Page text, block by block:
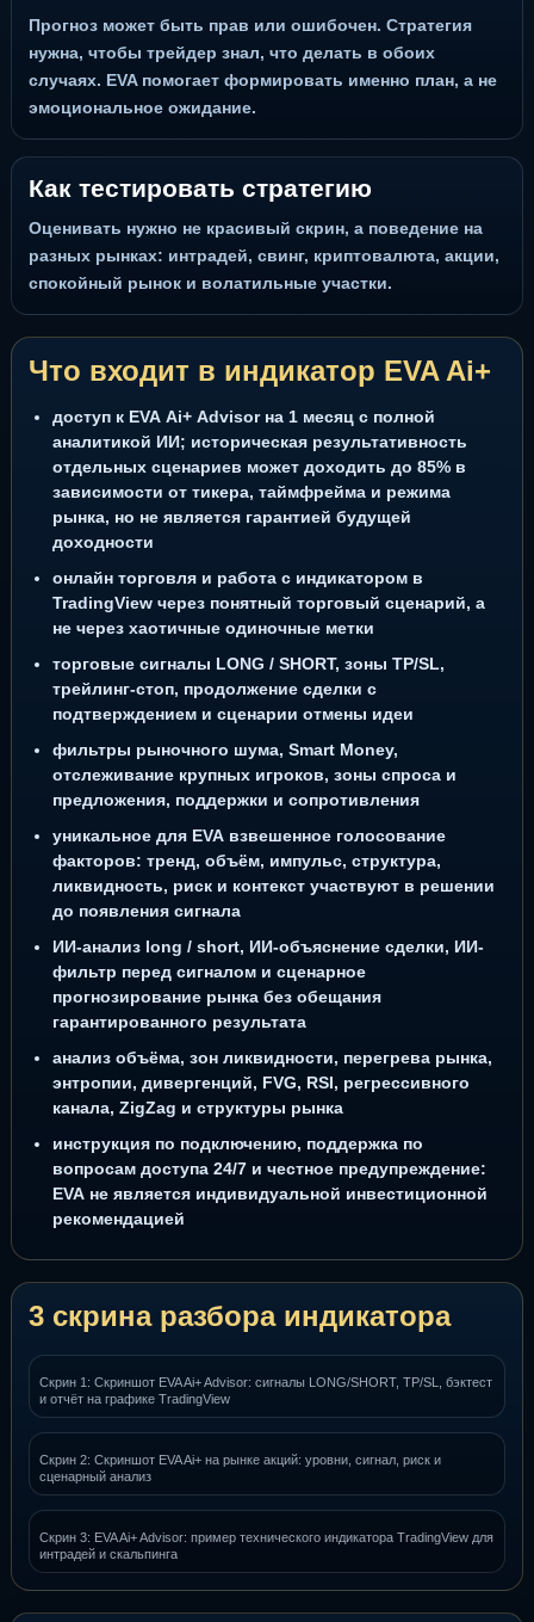
Прогноз может быть прав или ошибочен. Стратегия
нужна, чтобы трейдер знал, что делать в обоих
случаях. EVA помогает формировать именно план, а не
эмоциональное ожидание.
Как тестировать стратегию
Оценивать нужно не красивый скрин, а поведение на
разных рынках: интрадей, свинг, криптовалюта, акции,
спокойный рынок и волатильные участки.
Что входит в индикатор EVA Ai+
доступ к EVA Ai+ Advisor на 1 месяц с полной
аналитикой ИИ; историческая результативность
отдельных сценариев может доходить до 85% в
зависимости от тикера, таймфрейма и режима
рынка, но не является гарантией будущей
доходности
онлайн торговля и работа с индикатором в
TradingView через понятный торговый сценарий, а
не через хаотичные одиночные метки
торговые сигналы LONG / SHORT, зоны TP/SL,
трейлинг-стоп, продолжение сделки с
подтверждением и сценарии отмены идеи
фильтры рыночного шума, Smart Money,
отслеживание крупных игроков, зоны спроса и
предложения, поддержки и сопротивления
уникальное для EVA взвешенное голосование
факторов: тренд, объём, импульс, структура,
ликвидность, риск и контекст участвуют в решении
до появления сигнала
ИИ-анализ long / short, ИИ-объяснение сделки, ИИ-
фильтр перед сигналом и сценарное
прогнозирование рынка без обещания
гарантированного результата
анализ объёма, зон ликвидности, перегрева рынка,
энтропии, дивергенций, FVG, RSI, регрессивного
канала, ZigZag и структуры рынка
инструкция по подключению, поддержка по
вопросам доступа 24/7 и честное предупреждение:
EVA не является индивидуальной инвестиционной
рекомендацией
3 скрина разбора индикатора
Скрин 1: Скриншот EVA Ai+ Advisor: сигналы LONG/SHORT, TP/SL, бэктест
и отчёт на графике TradingView
Скрин 2: Скриншот EVA Ai+ на рынке акций: уровни, сигнал, риск и
сценарный анализ
Скрин 3: EVA Ai+ Advisor: пример технического индикатора TradingView для
интрадей и скальпинга